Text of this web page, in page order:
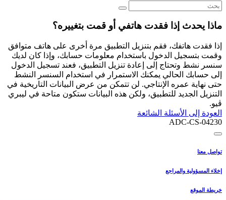
ماذا يحدث إذا فقدت هاتفي أو قمت بتغييره؟
إذا فقدت هاتفك، فقم بتنزيل التطبيق مرة أخرى على هاتف متوافق
وقمت بتسجيل الدخول باستخدام معلومات حسابك، وإذا كان لديك
سنسر نشط وتحتاج إلى إعادة تنزيل التطبيق، فعند تسجيل الدخول
إلى حسابك الحالي يمكنك الاستمرار في استخدام السنسر النشط
حتى نهاية عمره الإنتاجي. لن تتمكن من عرض البيانات التاريخية في
التنزيل الجديد للتطبيق، ولكن هذه البيانات ستكون متاحة في ليبري
ڤيو.
العودة إلى الأسئلة الشائعة
ADC-CS-04230
تواصل معنا
إخلاء المسؤولية والمراجع
خريطة الموقع